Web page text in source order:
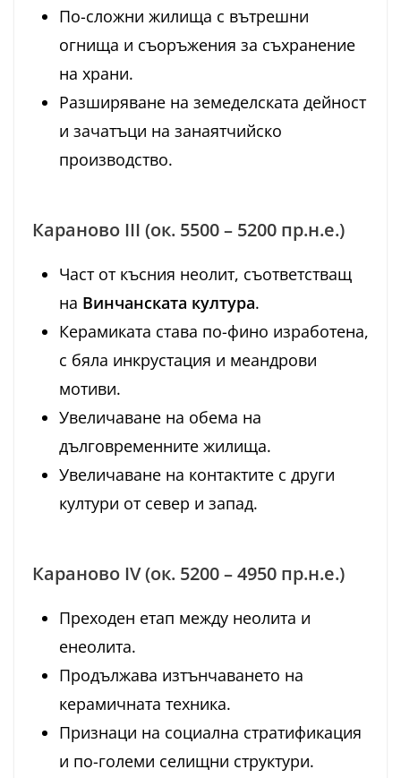
По-сложни жилища с вътрешни
огнища и съоръжения за съхранение
на храни.
Разширяване на земеделската дейност
и зачатъци на занаятчийско
производство.
Караново III (ок. 5500 – 5200 пр.н.е.)
Част от късния неолит, съответстващ
на Винчанската култура.
Керамиката става по-фино изработена,
с бяла инкрустация и меандрови
мотиви.
Увеличаване на обема на
дълговременните жилища.
Увеличаване на контактите с други
култури от север и запад.
Караново IV (ок. 5200 – 4950 пр.н.е.)
Преходен етап между неолита и
енеолита.
Продължава изтънчаването на
керамичната техника.
Признаци на социална стратификация
и по-големи селищни структури.